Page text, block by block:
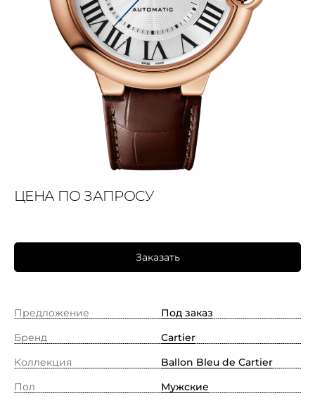
ЦЕНА ПО ЗАПРОСУ
Заказать
Предложение
Под заказ
Бренд
Cartier
Коллекция
Ballon Bleu de Cartier
Пол
Мужские